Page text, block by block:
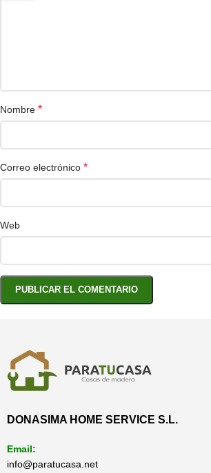
Nombre *
Correo electrónico *
Web
DONASIMA HOME SERVICE S.L.
Email:
info@paratucasa.net